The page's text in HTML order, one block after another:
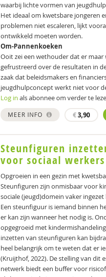
waarbij lichte vormen van
Het ideaal om kwetsbare jongeren
problemen niet escaleren, lijkt
ontwikkeld moeten worden.
Om-Pannenkoeken
Ooit zei een wethouder dat er
gefrustreerd over de resultaten in
zaak dat beleidsmakers en
jeugdhulpconcept werkt niet voor
Log in als abonnee om verder te
MEER INFO €3,90
Steunfiguren
voor sociaal werkers
Opgroeien in een gezin met
Steunfiguren zijn onmisbaar voor
sociale (jeugd)domein vaker
Een steunfiguur is iemand binnen
er kan zijn wanneer het nodig is.
opgegroeid met
inzetten van steunfiguren kan
heel belangrijk om te weten dat er
(Kruijthof, 2022). De stelling van
netwerk biedt een buffer voor